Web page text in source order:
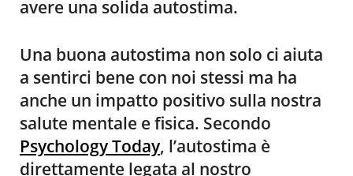
avere una solida autostima.
Una buona autostima non solo ci aiuta
a sentirci bene con noi stessi ma ha
anche un impatto positivo sulla nostra
salute mentale e fisica. Secondo
Psychology Today, l’autostima è
direttamente legata al nostro